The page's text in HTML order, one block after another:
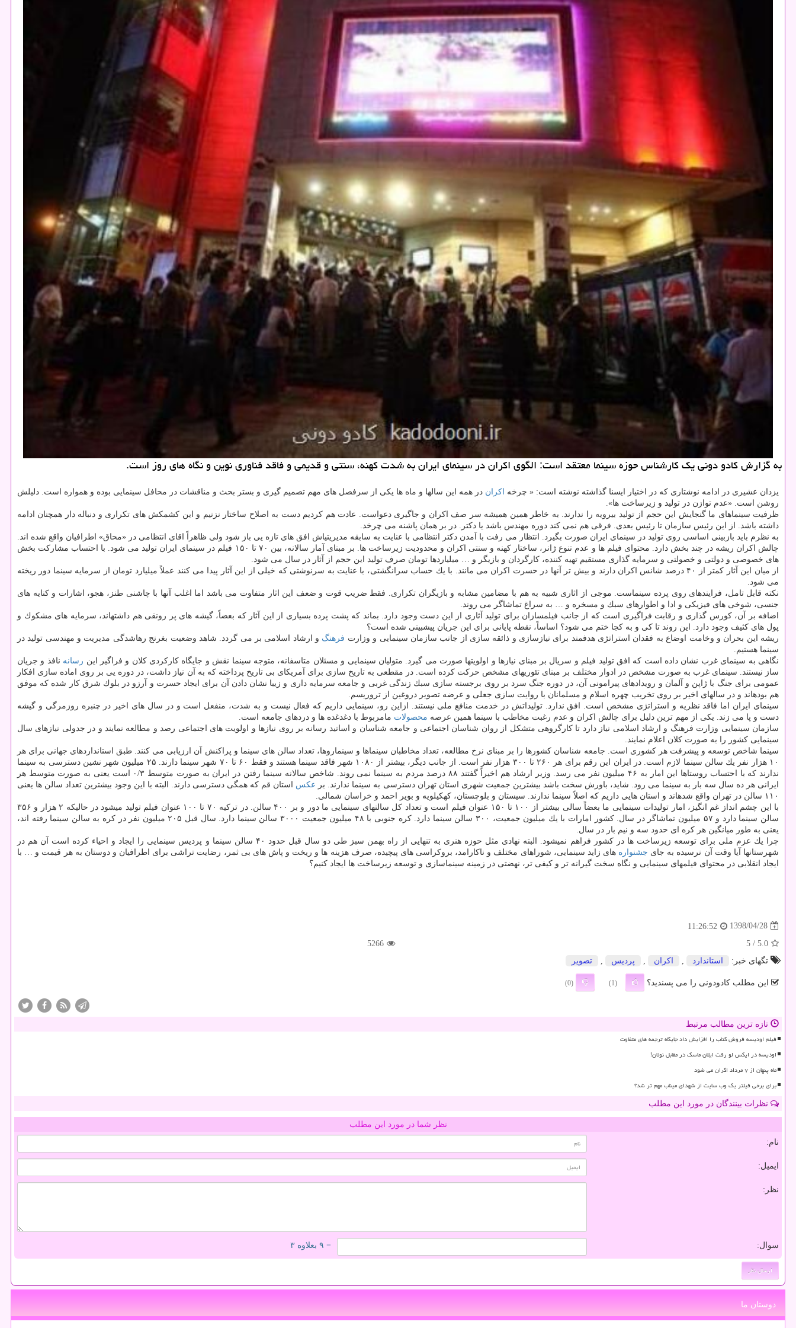
به گزارش كادو دونی یك كارشناس حوزه سینما معتقد است: الگوی اكران در سینمای ایران به شدت كهنه، سنتی و قدیمی و فاقد فناوری نوین و نگاه های روز است.
یزدان عشیری در ادامه نوشتاری كه در اختیار ایسنا گذاشته نوشته است: « چرخه اكران در همه این سالها و ماه ها یكی از سرفصل های مهم تصمیم گیری و بستر بحث و مناقشات در محافل سینمایی بوده و همواره است. دلیلش
روشن است. «عدم توازن در تولید و زیرساخت ها».
ظرفیت سینماهای ما گنجایش این حجم از تولید بیرویه را ندارند. به خاطر همین همیشه سر صف اكران و جاگیری دعواست. عادت هم كردیم دست به اصلاح ساختار نزنیم و این كشمكش های تكراری و دنباله دار همچنان ادامه
داشته باشد. از این رئیس سازمان تا رئیس بعدی. فرقی هم نمی كند دوره مهندس باشد یا دكتر. در بر همان پاشنه می چرخد.
به نظرم باید بازبینی اساسی روی تولید در سینمای ایران صورت بگیرد. انتظار می رفت با آمدن دكتر انتظامی با عنایت به سابقه مدیریتیاش افق های تازه یی باز شود ولی ظاهراً اقای انتظامی در «محاق» اطرافیان واقع شده اند.
چالش اكران ریشه در چند بخش دارد. محتوای فیلم ها و عدم تنوع ژانر، ساختار كهنه و سنتی اكران و محدودیت زیرساخت ها. بر مبنای آمار سالانه، بین ۷۰ تا ۱۵۰ فیلم در سینمای ایران تولید می شود. با احتساب مشاركت بخش
های خصوصی و دولتی و خصولتی و سرمایه گذاری مستقیم تهیه كننده، كارگردان و بازیگر و … میلیاردها تومان صرف تولید این حجم از آثار در سال می شود.
از میان این آثار كمتر از ۴۰ درصد شانس اكران دارند و بیش تر آنها در حسرت اكران می مانند. با یك حساب سرانگشتی، با عنایت به سرنوشتی كه خیلی از این آثار پیدا می كنند عملاً میلیارد تومان از سرمایه سینما دور ریخته
می شود.
نكته قابل تامل، فرایندهای روی پرده سینماست. موجی از اثاری شبیه به هم با مضامین مشابه و بازیگران تكراری. فقط ضریب قوت و ضعف این اثار متفاوت می باشد اما اغلب آنها با چاشنی طنز، هجو، اشارات و كنایه های
جنسی، شوخی های فیزیكی و ادا و اطوارهای سبك و مسخره و … به سراغ تماشاگر می روند.
اضافه بر آن، كورس گذاری و رقابت فراگیری است كه از جانب فیلمسازان برای تولید آثاری از این دست وجود دارد. بماند كه پشت پرده بسیاری از این آثار كه بعضاً، گیشه های پر رونقی هم داشتهاند، سرمایه های مشكوك و
پول های كثیف وجود دارد. این روند تا كی و به كجا ختم می شود؟ اساساً، نقطه پایانی برای این جریان پیشبینی شده است؟
ریشه این بحران و وخامت اوضاع به فقدان استراتژی هدفمند برای نیازسازی و ذائقه سازی از جانب سازمان سینمایی و وزارت فرهنگ و ارشاد اسلامی بر می گردد. شاهد وضعیت بغرنج رهاشدگی مدیریت و مهندسی تولید در
سینما هستیم.
نگاهی به سینمای غرب نشان داده است كه افق تولید فیلم و سریال بر مبنای نیازها و اولویتها صورت می گیرد. متولیان سینمایی و مسئلان متاسفانه، متوجه سینما نقش و جایگاه كاركردی كلان و فراگیر این رسانه نافذ و جریان
ساز نیستند. سینمای غرب به صورت مشخص در ادوار مختلف بر مبنای تئوریهای مشخص حركت كرده است. در مقطعی به تاریخ سازی برای آمریكای بی تاریخ پرداخته كه به آن نیاز داشت، در دوره یی بر روی اماده سازی افكار
عمومی برای جنگ با ژاپن و آلمان و رویدادهای پیرامونی آن، در دوره جنگ سرد بر روی برجسته سازی سبك زندگی غربی و جامعه سرمایه داری و زیبا نشان دادن آن برای ایجاد حسرت و آرزو در بلوك شرق كار شده كه موفق
هم بودهاند و در سالهای اخیر بر روی تخریب چهره اسلام و مسلمانان با روایت سازی جعلی و عرضه تصویر دروغین از تروریسم.
سینمای ایران اما فاقد نظریه و استراتژی مشخص است. افق ندارد. تولیداتش در خدمت منافع ملی نیستند. ازاین رو، سینمایی داریم كه فعال نیست و به شدت، منفعل است و در سال های اخیر در چنبره روزمرگی و گیشه
دست و پا می زند. یكی از مهم ترین دلیل برای چالش اكران و عدم رغبت مخاطب با سینما همین عرصه محصولات مامربوط با دغدغده ها و دردهای جامعه است.
سازمان سینمایی وزارت فرهنگ و ارشاد اسلامی نیاز دارد تا كارگروهی متشكل از روان شناسان اجتماعی و جامعه شناسان و اساتید رسانه بر روی نیازها و اولویت های اجتماعی رصد و مطالعه نمایند و در جدولی نیازهای سال
سینمایی كشور را به صورت كلان اعلام نمایند.
سینما شاخص توسعه و پیشرفت هر كشوری است. جامعه شناسان كشورها را بر مبنای نرخ مطالعه، تعداد مخاطبان سینماها و سینماروها، تعداد سالن های سینما و پراكنش آن ارزیابی می كنند. طبق استانداردهای جهانی برای هر
۱۰ هزار نفر یك سالن سینما لازم است. در ایران این رقم برای هر ۲۶۰ تا ۳۰۰ هزار نفر است. از جانب دیگر، بیشتر از ۱۰۸۰ شهر فاقد سینما هستند و فقط ۶۰ تا ۷۰ شهر سینما دارند. ۲۵ میلیون شهر نشین دسترسی به سینما
ندارند كه با احتساب روستاها این امار به ۴۶ میلیون نفر می رسد. وزیر ارشاد هم اخیراً گفتند ۸۸ درصد مردم به سینما نمی روند. شاخص سالانه سینما رفتن در ایران به صورت متوسط ۰/۳ است یعنی به صورت متوسط هر
ایرانی هر ده سال سه بار به سینما می رود. شاید، باورش سخت باشد بیشترین جمعیت شهری استان تهران دسترسی به سینما ندارند. بر عكس استان قم كه همگی دسترسی دارند. البته با این وجود بیشترین تعداد سالن ها یعنی
۱۱۰ سالن در تهران واقع شدهاند و استان هایی داریم كه اصلاً سینما ندارند. سیستان و بلوچستان، كهكیلویه و بویر احمد و خراسان شمالی.
با این چشم انداز غم انگیز، امار تولیدات سینمایی ما بعضاً سالی بیشتر از ۱۰۰ تا ۱۵۰ عنوان فیلم است و تعداد كل سالنهای سینمایی ما دور و بر ۴۰۰ سالن. در تركیه ۷۰ تا ۱۰۰ عنوان فیلم تولید میشود در حالیكه ۲ هزار و ۳۵۶
سالن سینما دارد و ۵۷ میلیون تماشاگر در سال. كشور امارات با یك میلیون جمعیت، ۳۰۰ سالن سینما دارد. كره جنوبی با ۴۸ میلیون جمعیت ۳۰۰۰ سالن سینما دارد. سال قبل ۲۰۵ میلیون نفر در كره به سالن سینما رفته اند،
یعنی به طور میانگین هر كره ای حدود سه و نیم بار در سال.
چرا یك عزم ملی برای توسعه زیرساخت ها در كشور فراهم نمیشود. البته نهادی مثل حوزه هنری به تنهایی از راه بهمن سبز طی دو سال قبل حدود ۴۰ سالن سینما و پردیس سینمایی را ایجاد و احیاء كرده است آن هم در
شهرستانها آیا وقت آن نرسیده به جای جشنواره های زاید سینمایی، شوراهای مختلف و ناكارامد، بروكراسی های پیچیده، صرف هزینه ها و ریخت و پاش های بی ثمر، رضایت تراشی برای اطرافیان و دوستان به هر قیمت و … با
ایجاد انقلابی در محتوای فیلمهای سینمایی و نگاه سخت گیرانه تر و كیفی تر، نهضتی در زمینه سینماسازی و توسعه زیرساخت ها ایجاد كنیم؟
1398/04/28
11:26:52
5.0
/ 5
5266
تگهای خبر:
استاندارد , اكران , پردیس , تصویر
این مطلب کادودونی را می پسندید؟ (1)
(0)
تازه ترین مطالب مرتبط
فیلم اودیسه فروش کتاب را افزایش داد جایگاه ترجمه های متفاوت
اودیسه در ایکس لو رفت ایلان ماسک در مقابل نولان!
ماه پنهان از ۷ مرداد اکران می شود
برای برخی فیلتر یک وب سایت از شهدای میناب مهم تر شد؟
نظرات بینندگان در مورد این مطلب
نظر شما در مورد این مطلب
نام:
ایمیل:
نظر:
سوال: = ۹ بعلاوه ۳
دوستان ما